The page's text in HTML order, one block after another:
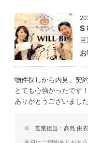
S
物件探しから内見、契
とても心強かったです！
ありがとうございまし
営業担当：高島 由